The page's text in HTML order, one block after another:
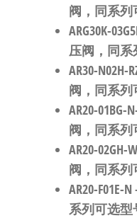
阀，同系列
ARG30K-
压阀，同
AR30-N02H-
阀，同系列
AR20-01BG-
阀，同系列
AR20-02GH-
阀，同系列
AR20-F01E-N
系列可选型